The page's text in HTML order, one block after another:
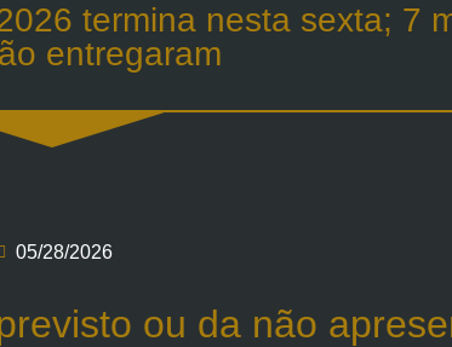
termina nesta sexta; 7
entregaram
05/28/2026
ou da não